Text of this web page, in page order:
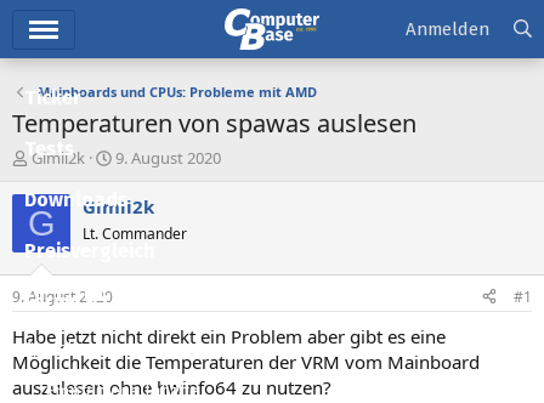
Ticker
Tests
Downloads
Preisvergleich
Forum
Aktuelles
Empfohlene Inhalte
Anmelden
Mainboards und CPUs: Probleme mit AMD
Temperaturen von spawas auslesen
E
s
t
e
l
e
r
Gimli2k
E
s
e
t
a
m
9. August 2020
G Gimli2k
Lt. Commander
9. August 2020 #1
Habe jetzt nicht direkt ein Problem aber gibt es eine
Möglichkeit die Temperaturen der VRM vom Mainboard
auszulesen ohne hwinfo64 zu nutzen?